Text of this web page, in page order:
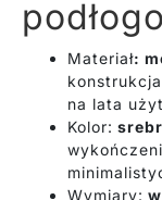
Materiał:
na lata
Kolor:
Wymiary: